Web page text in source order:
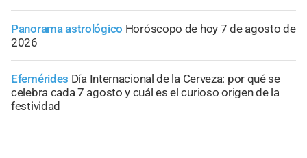
Panorama astrológico Horóscopo de hoy 7 de agosto de
2026
Efemérides Día Internacional de la Cerveza: por qué se
celebra cada 7 agosto y cuál es el curioso origen de la
festividad